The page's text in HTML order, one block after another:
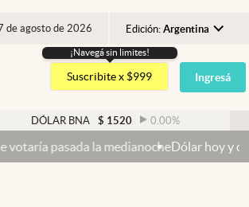
de agosto de 2026 Edición: Argentina
Argentina
España
USA
¡Navegá sin limites!
Suscribite x $999 Ingresá
$ 1520 0.00%
medianocheDólar hoy y dólar blue hoy: